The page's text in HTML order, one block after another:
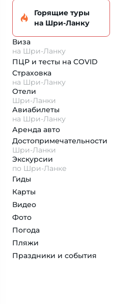
Горящие туры
на Шри-Ланку
Виза
на Шри-Ланку
ПЦР и тесты на COVID
Страховка
на Шри-Ланку
Отели
Шри-Ланки
Авиабилеты
на Шри-Ланку
Аренда авто
Достопримеча­тельности
Шри-Ланки
Экскурсии
по Шри-Ланке
Гиды
Карты
Видео
Фото
Погода
Пляжи
Праздники и события